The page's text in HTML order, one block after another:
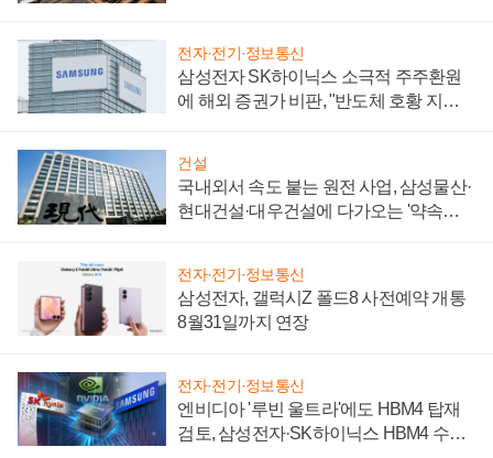
전자·전기·정보통신
삼성전자 SK하이닉스 소극적 주주환원
에 해외 증권가 비판, "반도체 호황 지속
건설
국내외서 속도 붙는 원전 사업, 삼성물산·
현대건설·대우건설에 다가오는 '약속의
전자·전기·정보통신
삼성전자, 갤럭시Z 폴드8 사전예약 개통
8월31일까지 연장
전자·전기·정보통신
엔비디아 '루빈 울트라'에도 HBM4 탑재
검토, 삼성전자·SK하이닉스 HBM4 수율